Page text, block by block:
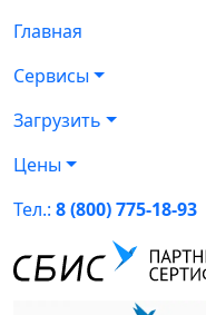
Главная
Сервисы
Загрузить
Цены
Тел.: 8 (800) 775-18-93